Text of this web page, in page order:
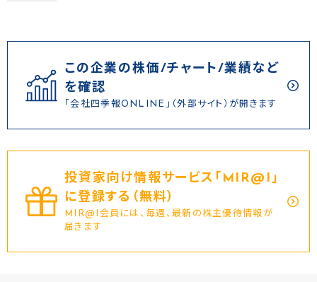
この企業の株価/チャート/業績など
を確認
「会社四季報ONLINE」（外部サイト）が開きます
投資家向け情報サービス｢MIR@I｣
に登録する（無料）
MIR@I会員には、毎週、最新の株主優待情報が
届きます